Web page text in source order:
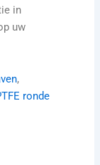
in
uw
,
ronde